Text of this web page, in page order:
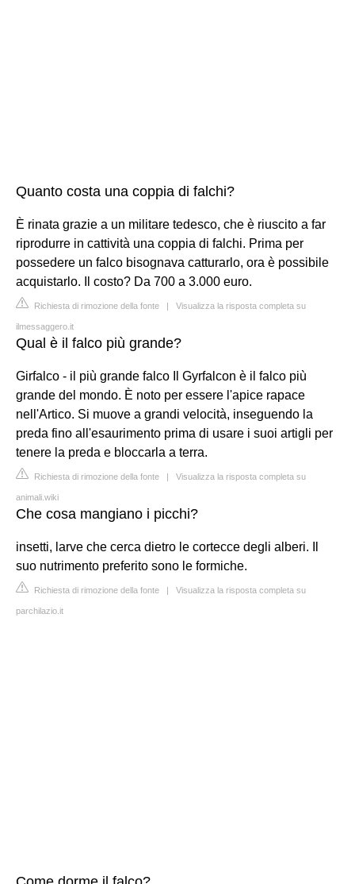
Quanto costa una coppia di falchi?
È rinata grazie a un militare tedesco, che è riuscito a far
riprodurre in cattività una coppia di falchi. Prima per
possedere un falco bisognava catturarlo, ora è possibile
acquistarlo. Il costo? Da 700 a 3.000 euro.
Richiesta di rimozione della fonte | Visualizza la risposta completa su
ilmessaggero.it
Qual è il falco più grande?
Girfalco - il più grande falco Il Gyrfalcon è il falco più
grande del mondo. È noto per essere l'apice rapace
nell'Artico. Si muove a grandi velocità, inseguendo la
preda fino all'esaurimento prima di usare i suoi artigli per
tenere la preda e bloccarla a terra.
Richiesta di rimozione della fonte | Visualizza la risposta completa su
animali.wiki
Che cosa mangiano i picchi?
insetti, larve che cerca dietro le cortecce degli alberi. Il
suo nutrimento preferito sono le formiche.
Richiesta di rimozione della fonte | Visualizza la risposta completa su
parchilazio.it